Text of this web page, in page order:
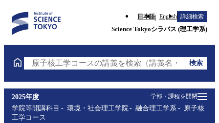
日本語 English 詳細検索
Science Tokyoシラバス (理工学系)
原子核工学コースの講義を検索（講義名・科目コード
検索
学部・課程を開閉
2025年度
学院等開講科目
環境・社会理工学院 融合理工学系
原子核
工学コース